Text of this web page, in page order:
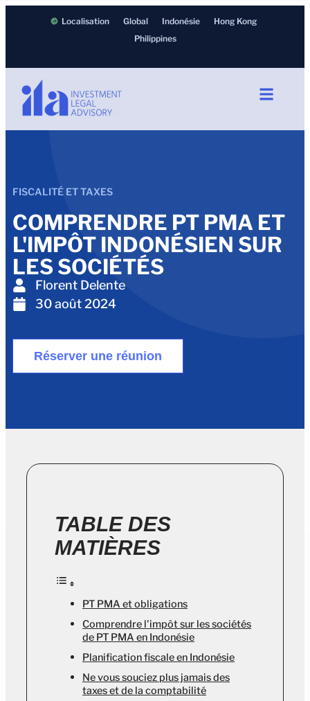
Localisation Global Indonésie
Hong Kong
Philippines
FISCALITÉ ET TAXES
COMPRENDRE PT PMA ET
L'IMPÔT INDONÉSIEN SUR
LES SOCIÉTÉS
Florent Delente
30 août 2024
Réserver une réunion
TABLE DES
MATIÈRES
PT PMA et obligations
Comprendre l'impôt sur les sociétés
de PT PMA en Indonésie
Planification fiscale en Indonésie
Ne vous souciez plus jamais des
taxes et de la comptabilité